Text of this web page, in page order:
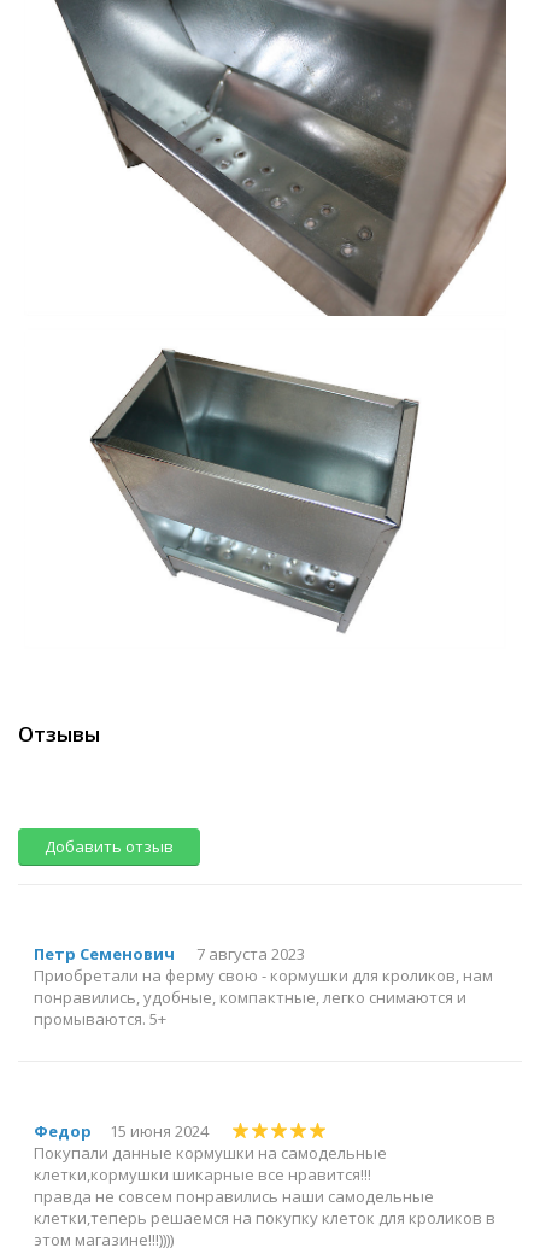
Отзывы
Добавить отзыв
Петр Семенович
7 августа 2023
Приобретали на ферму свою - кормушки для кроликов, нам
понравились, удобные, компактные, легко снимаются и
промываются. 5+
Федор
15 июня 2024
Покупали данные кормушки на самодельные
клетки,кормушки шикарные все нравится!!!
правда не совсем понравились наши самодельные
клетки,теперь решаемся на покупку клеток для кроликов в
этом магазине!!!))))